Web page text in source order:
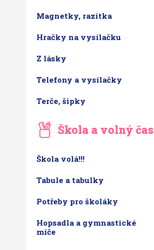
Magnetky, razítka
Hračky na vysílačku
Z lásky
Telefony a vysílačky
Terče, šipky
Škola a volný čas
Škola volá!!!
Tabule a tabulky
Potřeby pro školáky
Hopsadla a gymnastické
míče